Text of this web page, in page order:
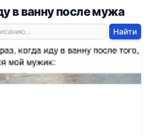
в ванну после мужа
Найти